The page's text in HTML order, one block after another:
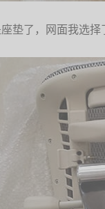
垫了，网面我选